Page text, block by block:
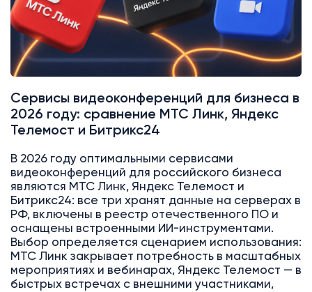
Сервисы видеоконференций для бизнеса в
2026 году: сравнение МТС Линк, Яндекс
Телемост и Битрикс24
В 2026 году оптимальными сервисами
видеоконференций для российского бизнеса
являются МТС Линк, Яндекс Телемост и
Битрикс24: все три хранят данные на серверах в
РФ, включены в реестр отечественного ПО и
оснащены встроенными ИИ-инструментами.
Выбор определяется сценарием использования:
МТС Линк закрывает потребность в масштабных
мероприятиях и вебинарах, Яндекс Телемост — в
быстрых встречах с внешними участниками,